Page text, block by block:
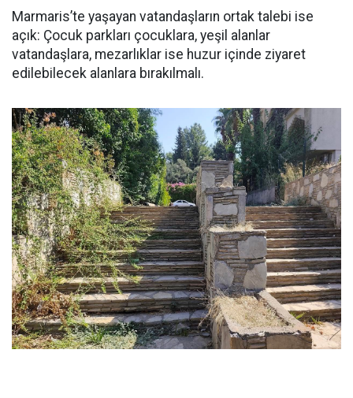
Marmaris’te yaşayan vatandaşların ortak talebi ise
açık: Çocuk parkları çocuklara, yeşil alanlar
vatandaşlara, mezarlıklar ise huzur içinde ziyaret
edilebilecek alanlara bırakılmalı.